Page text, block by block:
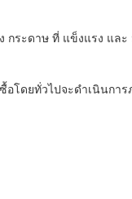
กระดาษ ที่ แข็งแรง แล
ดยทั่วไปจะดําเนินการ